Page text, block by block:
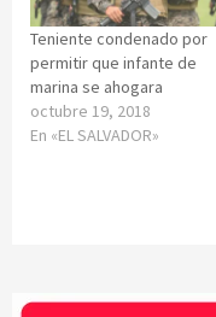
Teniente condenado por
permitir que infante de
marina se ahogara
octubre 19, 2018
En «EL SALVADOR»